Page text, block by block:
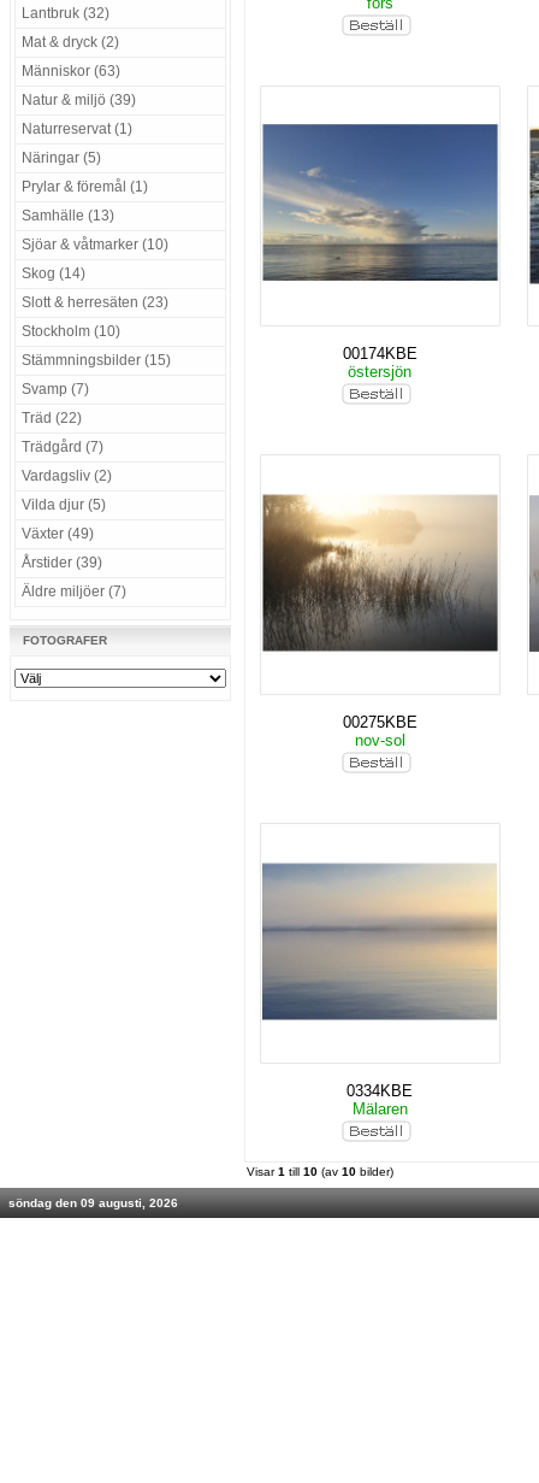
Lantbruk (32)
Mat & dryck (2)
Människor (63)
Natur & miljö (39)
Naturreservat (1)
Näringar (5)
Prylar & föremål (1)
Samhälle (13)
Sjöar & våtmarker (10)
Skog (14)
Slott & herresäten (23)
Stockholm (10)
Stämmningsbilder (15)
Svamp (7)
Träd (22)
Trädgård (7)
Vardagsliv (2)
Vilda djur (5)
Växter (49)
Årstider (39)
Äldre miljöer (7)
FOTOGRAFER
00174KBE
östersjön
00275KBE
nov-sol
0334KBE
Mälaren
Visar1 till 10 (av 10 bilder)
söndag den 09 augusti, 2026